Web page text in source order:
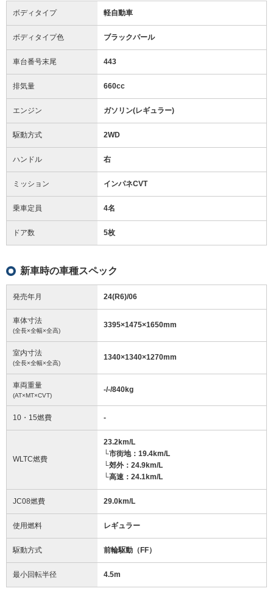
ボディタイプ 軽自動車
ボディタイプ色 ブラックパール
車台番号末尾 443
排気量 660cc
エンジン ガソリン(レギュラー)
駆動方式 2WD
ハンドル 右
ミッション インパネCVT
乗車定員 4名
ドア数 5枚
新車時の車種スペック
発売年月 24(R6)/06
車体寸法
(全長×全幅×全高)
3395×1475×1650mm
室内寸法
(全長×全幅×全高)
1340×1340×1270mm
車両重量
(AT×MT×CVT)
-/-/840kg
10・15燃費 -
WLTC燃費
23.2km/L
└市街地：19.4km/L
└郊外：24.9km/L
└高速：24.1km/L
JC08燃費 29.0km/L
使用燃料 レギュラー
駆動方式 前輪駆動（FF）
最小回転半径 4.5m